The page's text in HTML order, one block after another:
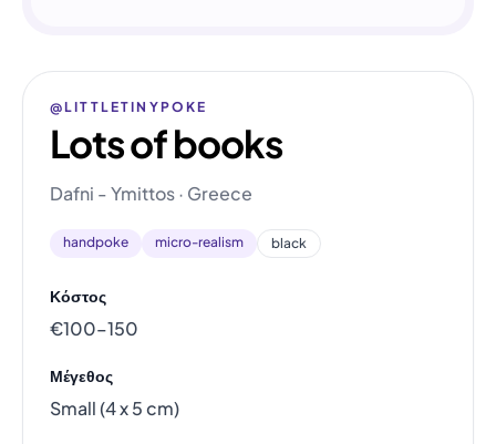
@LITTLETINYPOKE
Lots of books
Dafni - Ymittos · Greece
handpoke micro-realism black
Κόστος
€100–150
Μέγεθος
Small (4 x 5 cm)